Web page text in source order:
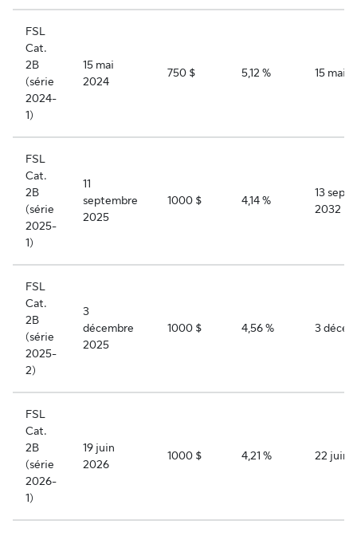
FSL
Cat.
2B
(série
2024-
1)
15 mai
2024
750 $ 5,12 % 15 mai
FSL
Cat.
2B
(série
2025-
1)
11
septembre
2025
1000 $ 4,14 %
13
2032
FSL
Cat.
2B
(série
2025-
2)
3
décembre
2025
1000 $ 4,56 % 3
FSL
Cat.
2B
(série
2026-
1)
19 juin
2026
1000 $ 4,21 % 22 juin